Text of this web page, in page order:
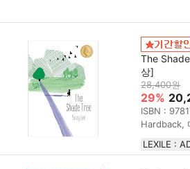
The
상]
28,400원
29%
ISBN :
Hardback,
LEXILE :